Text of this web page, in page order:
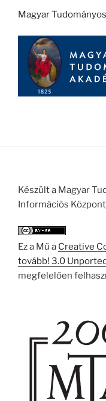
Magyar
Készült a Magyar
Információs
Ez a Mű a Creative
tovább! 3.0
megfelelően